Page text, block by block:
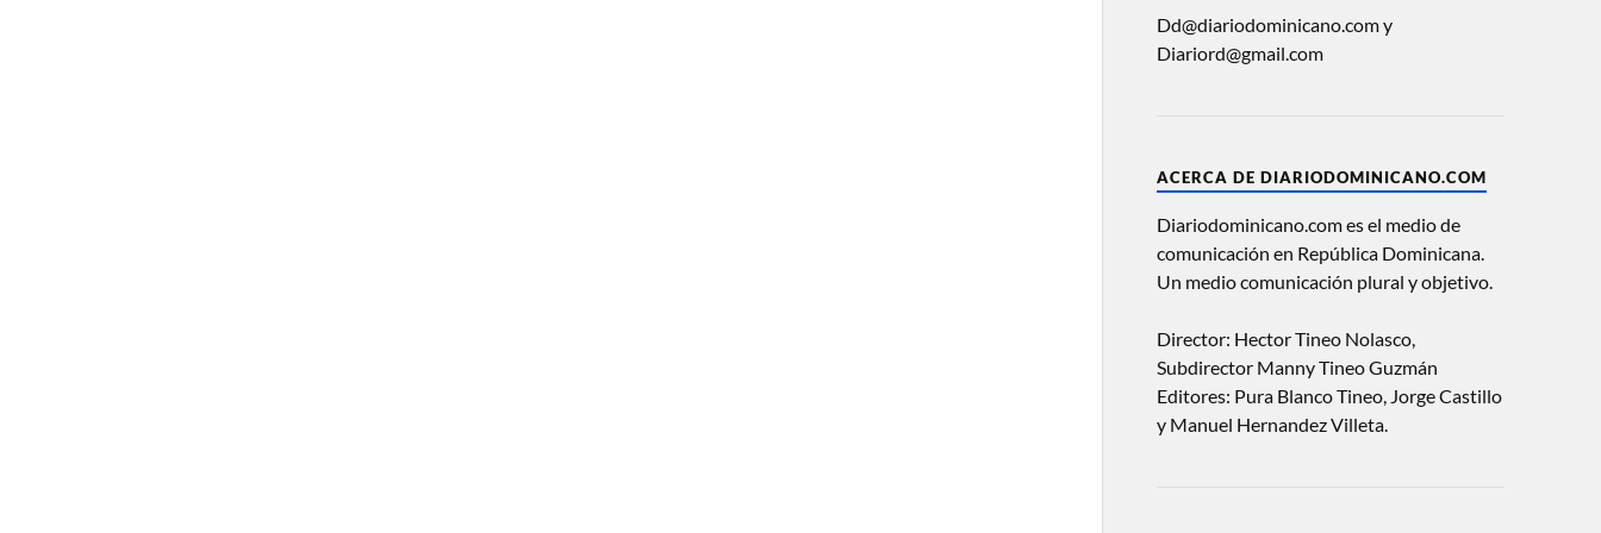
Dd@diariodominicano.com y
Diariord@gmail.com
ACERCA DE DIARIODOMINICANO.COM
Diariodominicano.com es el medio de
comunicación en República Dominicana.
Un medio comunicación plural y objetivo.
Director: Hector Tineo Nolasco,
Subdirector Manny Tineo Guzmán
Editores: Pura Blanco Tineo, Jorge Castillo
y Manuel Hernandez Villeta.